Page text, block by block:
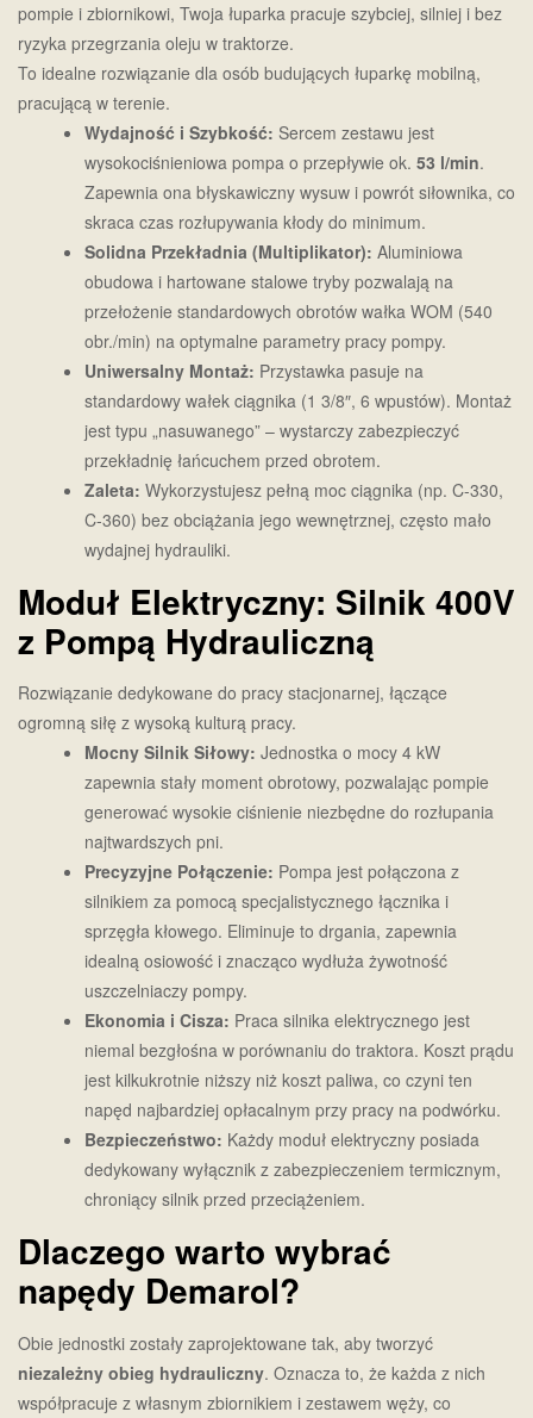
pompie i zbiornikowi, Twoja łuparka pracuje szybciej, silniej i bez
ryzyka przegrzania oleju w traktorze.
To idealne rozwiązanie dla osób budujących łuparkę mobilną,
pracującą w terenie.
Wydajność i Szybkość: Sercem zestawu jest
wysokociśnieniowa pompa o przepływie ok. 53 l/min.
Zapewnia ona błyskawiczny wysuw i powrót siłownika, co
skraca czas rozłupywania kłody do minimum.
Solidna Przekładnia (Multiplikator): Aluminiowa
obudowa i hartowane stalowe tryby pozwalają na
przełożenie standardowych obrotów wałka WOM (540
obr./min) na optymalne parametry pracy pompy.
Uniwersalny Montaż: Przystawka pasuje na
standardowy wałek ciągnika (1 3/8″, 6 wpustów). Montaż
jest typu „nasuwanego” – wystarczy zabezpieczyć
przekładnię łańcuchem przed obrotem.
Zaleta: Wykorzystujesz pełną moc ciągnika (np. C-330,
C-360) bez obciążania jego wewnętrznej, często mało
wydajnej hydrauliki.
Moduł Elektryczny: Silnik 400V
z Pompą Hydrauliczną
Rozwiązanie dedykowane do pracy stacjonarnej, łączące
ogromną siłę z wysoką kulturą pracy.
Mocny Silnik Siłowy: Jednostka o mocy 4 kW
zapewnia stały moment obrotowy, pozwalając pompie
generować wysokie ciśnienie niezbędne do rozłupania
najtwardszych pni.
Precyzyjne Połączenie: Pompa jest połączona z
silnikiem za pomocą specjalistycznego łącznika i
sprzęgła kłowego. Eliminuje to drgania, zapewnia
idealną osiowość i znacząco wydłuża żywotność
uszczelniaczy pompy.
Ekonomia i Cisza: Praca silnika elektrycznego jest
niemal bezgłośna w porównaniu do traktora. Koszt prądu
jest kilkukrotnie niższy niż koszt paliwa, co czyni ten
napęd najbardziej opłacalnym przy pracy na podwórku.
Bezpieczeństwo: Każdy moduł elektryczny posiada
dedykowany wyłącznik z zabezpieczeniem termicznym,
chroniący silnik przed przeciążeniem.
Dlaczego warto wybrać
napędy Demarol?
Obie jednostki zostały zaprojektowane tak, aby tworzyć
niezależny obieg hydrauliczny. Oznacza to, że każda z nich
współpracuje z własnym zbiornikiem i zestawem węży, co